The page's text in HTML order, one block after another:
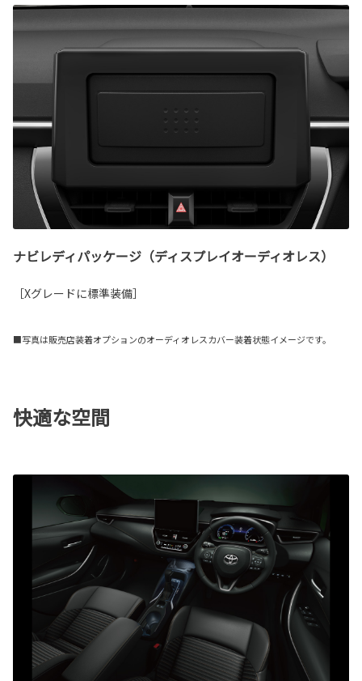
ナビレディパッケージ（ディスプレイオーディオレス）
［Xグレードに標準装備］
■写真は販売店装着オプションのオーディオレスカバー装着状態イメージです。
快適な空間